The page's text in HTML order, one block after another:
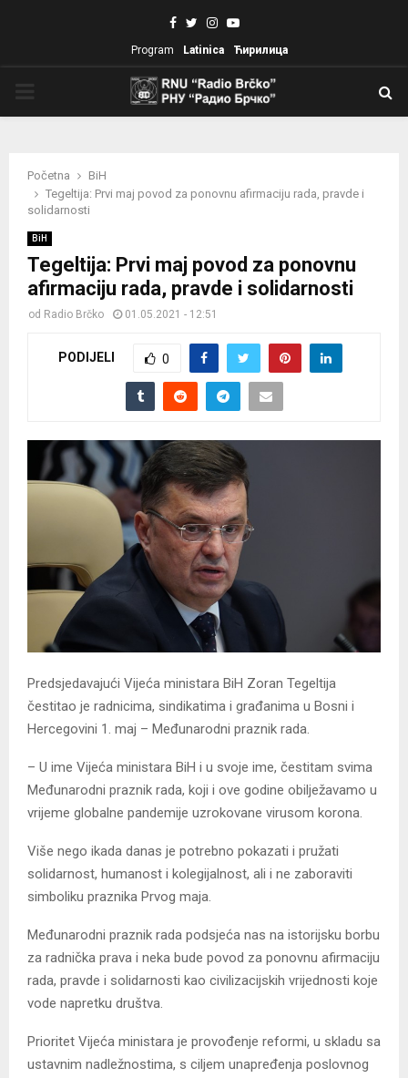
Facebook
TwitterInstagram
Youtube
Program Latinica Ћирилица
Početna
BiH
Tegeltija: Prvi maj povod za ponovnu afirmaciju rada, pravde i
solidarnosti
BiH
Tegeltija: Prvi maj povod za ponovnu
afirmaciju rada, pravde i solidarnosti
od Radio Brčko 01.05.2021 - 12:51
PODIJELI 0
Predsjedavajući Vijeća ministara BiH Zoran Tegeltija
čestitao je radnicima, sindikatima i građanima u Bosni i
Hercegovini 1. maj – Međunarodni praznik rada.
– U ime Vijeća ministara BiH i u svoje ime, čestitam svima
Međunarodni praznik rada, koji i ove godine obilježavamo u
vrijeme globalne pandemije uzrokovane virusom korona.
Više nego ikada danas je potrebno pokazati i pružati
solidarnost, humanost i kolegijalnost, ali i ne zaboraviti
simboliku praznika Prvog maja.
Međunarodni praznik rada podsjeća nas na istorijsku borbu
za radnička prava i neka bude povod za ponovnu afirmaciju
rada, pravde i solidarnosti kao civilizacijskih vrijednosti koje
vode napretku društva.
Prioritet Vijeća ministara je provođenje reformi, u skladu sa
ustavnim nadležnostima, s ciljem unapređenja poslovnog